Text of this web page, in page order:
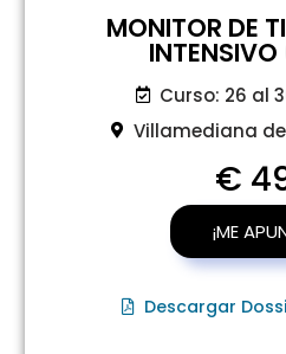
MONITOR DE
Curso: 26 al
Villamediana
€
¡ME
Descargar